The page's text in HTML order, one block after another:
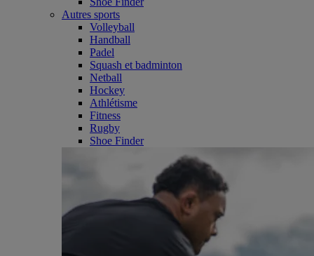
Autres sports
Volleyball
Handball
Padel
Squash et badminton
Netball
Hockey
Athlétisme
Fitness
Rugby
Shoe Finder